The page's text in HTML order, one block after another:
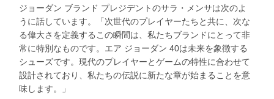
ジョーダン ブランド プレジデントのサラ・メンサは次のよ
うに話しています。「次世代のプレイヤーたちと共に、次な
る偉大さを定義するこの瞬間は、私たちブランドにとって非
常に特別なものです。エア ジョーダン 40は未来を象徴する
シューズです。現代のプレイヤーとゲームの特性に合わせて
設計されており、私たちの伝説に新たな章が始まることを意
味します。」